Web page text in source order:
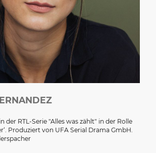
der RTL-Serie "Alles was zählt" in der Rolle
Produziert von UFA Serial Drama GmbH.